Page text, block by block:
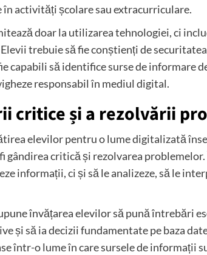
în activități școlare sau extracurriculare.
doar la utilizarea tehnologiei, ci
trebuie să fie conștienți de
capabili să identifice surse de informare
responsabil în mediul digital.
critice și a rezolvării
elevilor pentru o lume digitalizată
gândirea critică și rezolvarea
informații, ci și să le analizeze, să le
învățarea elevilor să pună întrebări
și să ia decizii fundamentate pe baza
într-o lume în care sursele de informații